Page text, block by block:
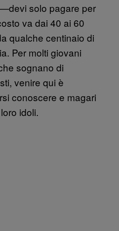
solo pagare per
va dai 40 ai 60
qualche centinaio di
Per molti giovani
sognano di
venire qui è
conoscere e magari
idoli.